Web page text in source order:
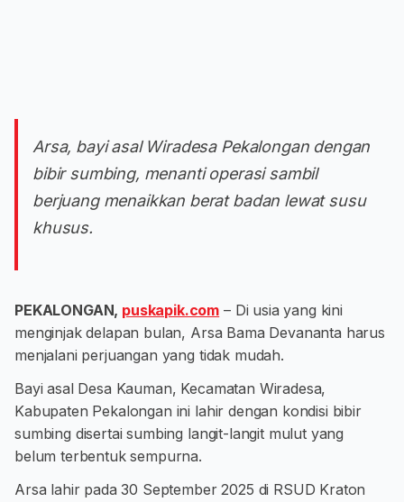
Arsa, bayi asal Wiradesa Pekalongan dengan
bibir sumbing, menanti operasi sambil
berjuang menaikkan berat badan lewat susu
khusus.
PEKALONGAN, puskapik.com – Di usia yang kini
menginjak delapan bulan, Arsa Bama Devananta harus
menjalani perjuangan yang tidak mudah.
Bayi asal Desa Kauman, Kecamatan Wiradesa,
Kabupaten Pekalongan ini lahir dengan kondisi bibir
sumbing disertai sumbing langit-langit mulut yang
belum terbentuk sempurna.
Arsa lahir pada 30 September 2025 di RSUD Kraton